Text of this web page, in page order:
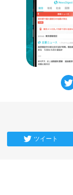
ツイート